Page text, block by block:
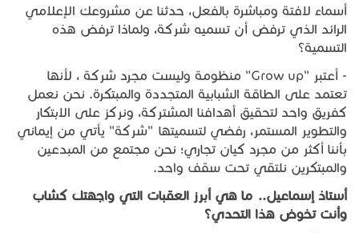
أسماء لافتة ومباشرة بالفعل، حدثنا عن مشروعك الإعلامي
الرائد الذي ترفض أن تسميه شركة، ولماذا ترفض هذه
التسمية؟
- أعتبر "Grow up" منظومة وليست مجرد شركة ، لأنها
تعتمد على الطاقة الشبابية المتجددة والمبتكرة. نحن نعمل
كفريق واحد لتحقيق أهدافنا المشتركة، ونركز على الابتكار
والتطوير المستمر، رفضي لتسميتها "شركة" يأتي من إيماني
بأننا أكثر من مجرد كيان تجاري؛ نحن مجتمع من المبدعين
والمبتكرين نلتقي تحت سقف واحد.
أستاذ إسماعيل.. ما هي أبرز العقبات التي واجهتك كشاب
وأنت تخوض هذا التحدي؟